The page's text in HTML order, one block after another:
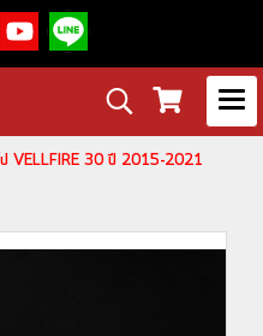
ป VELLFIRE 30 ปี 2015-2021